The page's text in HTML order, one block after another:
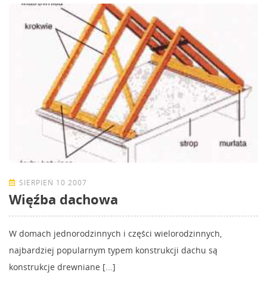
SIERPIEŃ 10 2007
Więźba dachowa
W domach jednorodzinnych i części wielorodzinnych,
najbardziej popularnym typem konstrukcji dachu są
konstrukcje drewniane [...]